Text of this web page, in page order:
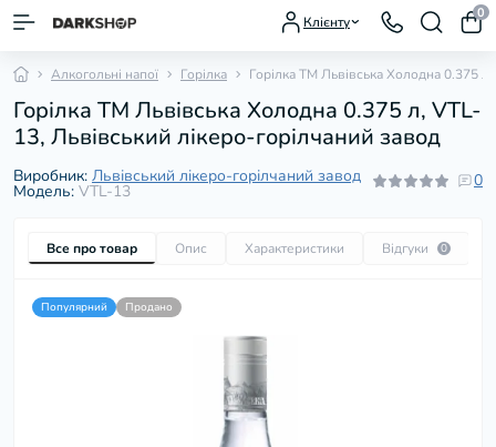
Клієнту
0
Алкогольні напої Горілка Горілка ТМ Львівська Холодна 0.375 л
Горілка ТМ Львівська Холодна 0.375 л, VTL-
13, Львівський лікеро-горілчаний завод
Виробник: Львівський лікеро-горілчаний завод
Модель: VTL-13
0
Все про товар Опис Характеристики Відгуки 0
Популярний Продано